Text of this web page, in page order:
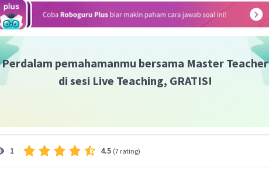
Perdalam pemahamanmu bersama Master Teacher
di sesi Live Teaching, GRATIS!
1 4.5 (7 rating)